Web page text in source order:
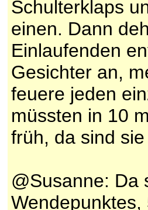
Schulterklaps
einen. Dann
Einlaufenden
Gesichter an,
feuere jeden
müssten in 10
früh, da sind
@Susanne: Da